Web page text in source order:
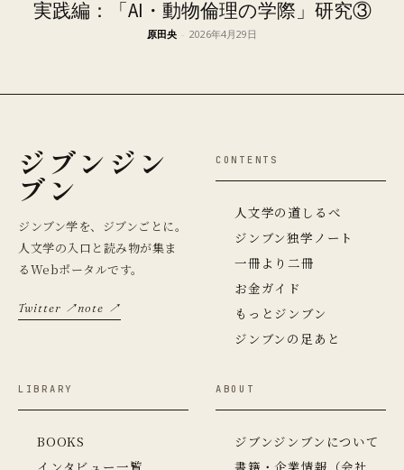
実践編：「AI・動物倫理の学際」研究③
原田央 - 2026年4月29日
ジブンジン
ブン
ジンブン学を、ジブンごとに。
人文学の入口と読み物が集ま
るWebポータルです。
Twitter ↗note ↗
CONTENTS
人文学の道しるべ
ジンブン独学ノート
一冊より二冊
お金ガイド
もっとジンブン
ジンブンの足あと
LIBRARY
BOOKS
ABOUT
ジブンジンブンについて